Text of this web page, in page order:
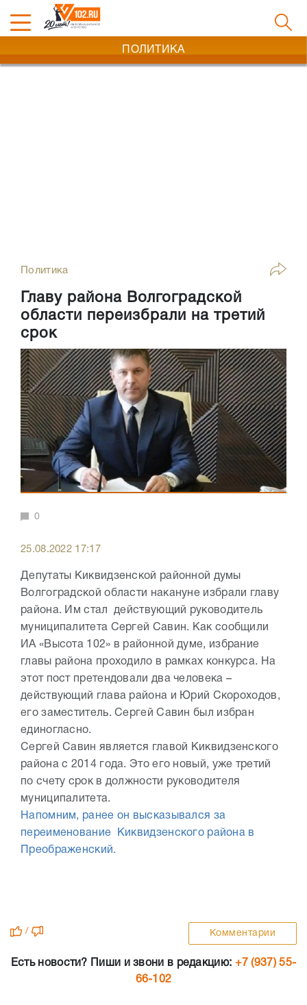
ПОЛИТИКА
Политика
Главу района Волгоградской
области переизбрали на третий
срок
0
25.08.2022 17:17
Депутаты Киквидзенской районной думы
Волгоградской области накануне избрали главу
района. Им стал действующий руководитель
муниципалитета Сергей Савин. Как сообщили
ИА «Высота 102» в районной думе, избрание
главы района проходило в рамках конкурса. На
этот пост претендовали два человека –
действующий глава района и Юрий Скороходов,
его заместитель. Сергей Савин был избран
единогласно.
Сергей Савин является главой Киквидзенского
района с 2014 года. Это его новый, уже третий
по счету срок в должности руководителя
муниципалитета.
Напомним, ранее он высказывался за
переименование Киквидзенского района в
Преображенский.
/ Комментарии
Есть новости? Пиши и звони в редакцию: +7 (937) 55-
66-102